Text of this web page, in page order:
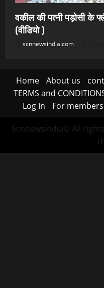
वकील की पत्नी पड़ोसी के
(वीडियो )
scnnewsindia.com
Home About us
TERMS and
Log In
For
Scnnewsindia© All